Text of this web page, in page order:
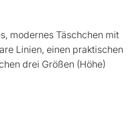
modernes Täschchen mit
Linien, einen praktischen
drei Größen (Höhe)